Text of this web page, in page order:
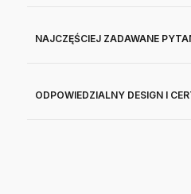
NAJCZĘŚCIEJ ZADAWANE
ODPOWIEDZIALNY DESIGN I